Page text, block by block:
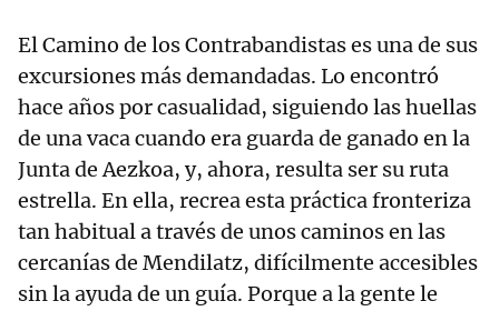
El Camino de los Contrabandistas es una de sus
excursiones más demandadas. Lo encontró
hace años por casualidad, siguiendo las huellas
de una vaca cuando era guarda de ganado en la
Junta de Aezkoa, y, ahora, resulta ser su ruta
estrella. En ella, recrea esta práctica fronteriza
tan habitual a través de unos caminos en las
cercanías de Mendilatz, difícilmente accesibles
sin la ayuda de un guía. Porque a la gente le